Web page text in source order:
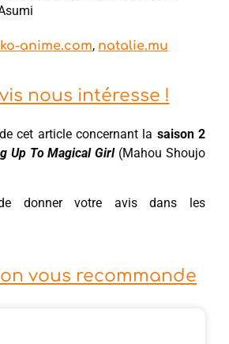
anime.com, natalie.mu
nous intéresse !
cet article concernant la saison 2
Up To Magical Girl(Mahou Shoujo
donner votre avis dans les
vous recommande